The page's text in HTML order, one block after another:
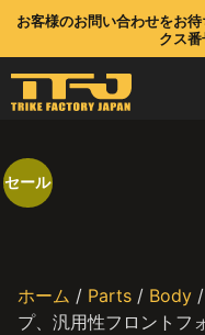
お客様のお問い合わせをお
クス
セール
ホーム / Parts / Body
プ、汎用性フロントフ